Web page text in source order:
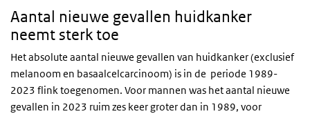
Aantal nieuwe gevallen huidkanker
neemt sterk toe
Het absolute aantal nieuwe gevallen van huidkanker (exclusief
melanoom en basaalcelcarcinoom) is in de periode 1989-
2023 flink toegenomen. Voor mannen was het aantal nieuwe
gevallen in 2023 ruim zes keer groter dan in 1989, voor